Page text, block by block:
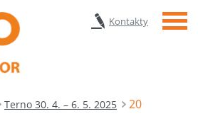
Kontakty Menu
Terno 30. 4. – 6. 5. 2025 20